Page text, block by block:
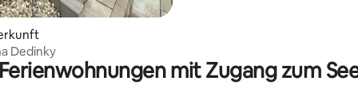
Dedinky
Ferienwohnungen mit Zugang zum